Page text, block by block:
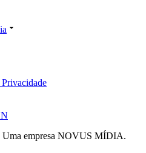
empresa NOVUS MÍDIA.